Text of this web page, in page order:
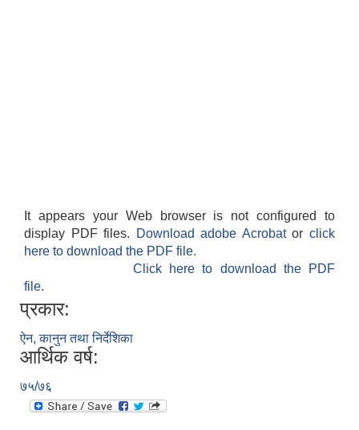
It appears your Web browser is not configured to
display PDF files.
Download adobe Acrobatorclick
here to download the PDF file.
Click here to download the PDF
file.
प्रकार:
ऐन, कानुन तथा निर्देशिका
आर्थिक वर्ष:
७५/७६